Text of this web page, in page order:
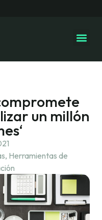
un millón
, Herramientas de